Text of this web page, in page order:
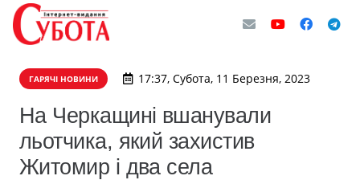
ГАРЯЧІ НОВИНИ 17:37, Субота, 11 Березня, 2023
На Черкащині вшанували
льотчика, який захистив
Житомир і два села